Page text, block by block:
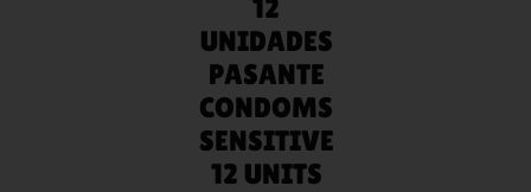
12
UNIDADES
PASANTE
CONDOMS
SENSITIVE
12 UNITS